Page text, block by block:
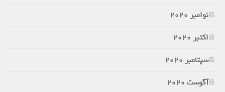
نوامبر 2020
اکتبر 2020
سپتامبر 2020
آگوست 2020